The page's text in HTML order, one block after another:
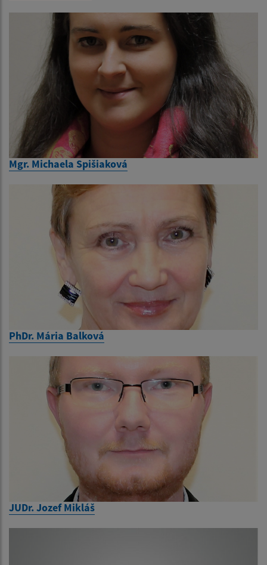
Mgr. Michaela Spišiaková
PhDr. Mária Balková
JUDr. Jozef Mikláš